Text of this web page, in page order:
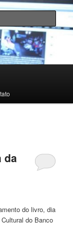
–
Com
da
do livro, dia
do Banco